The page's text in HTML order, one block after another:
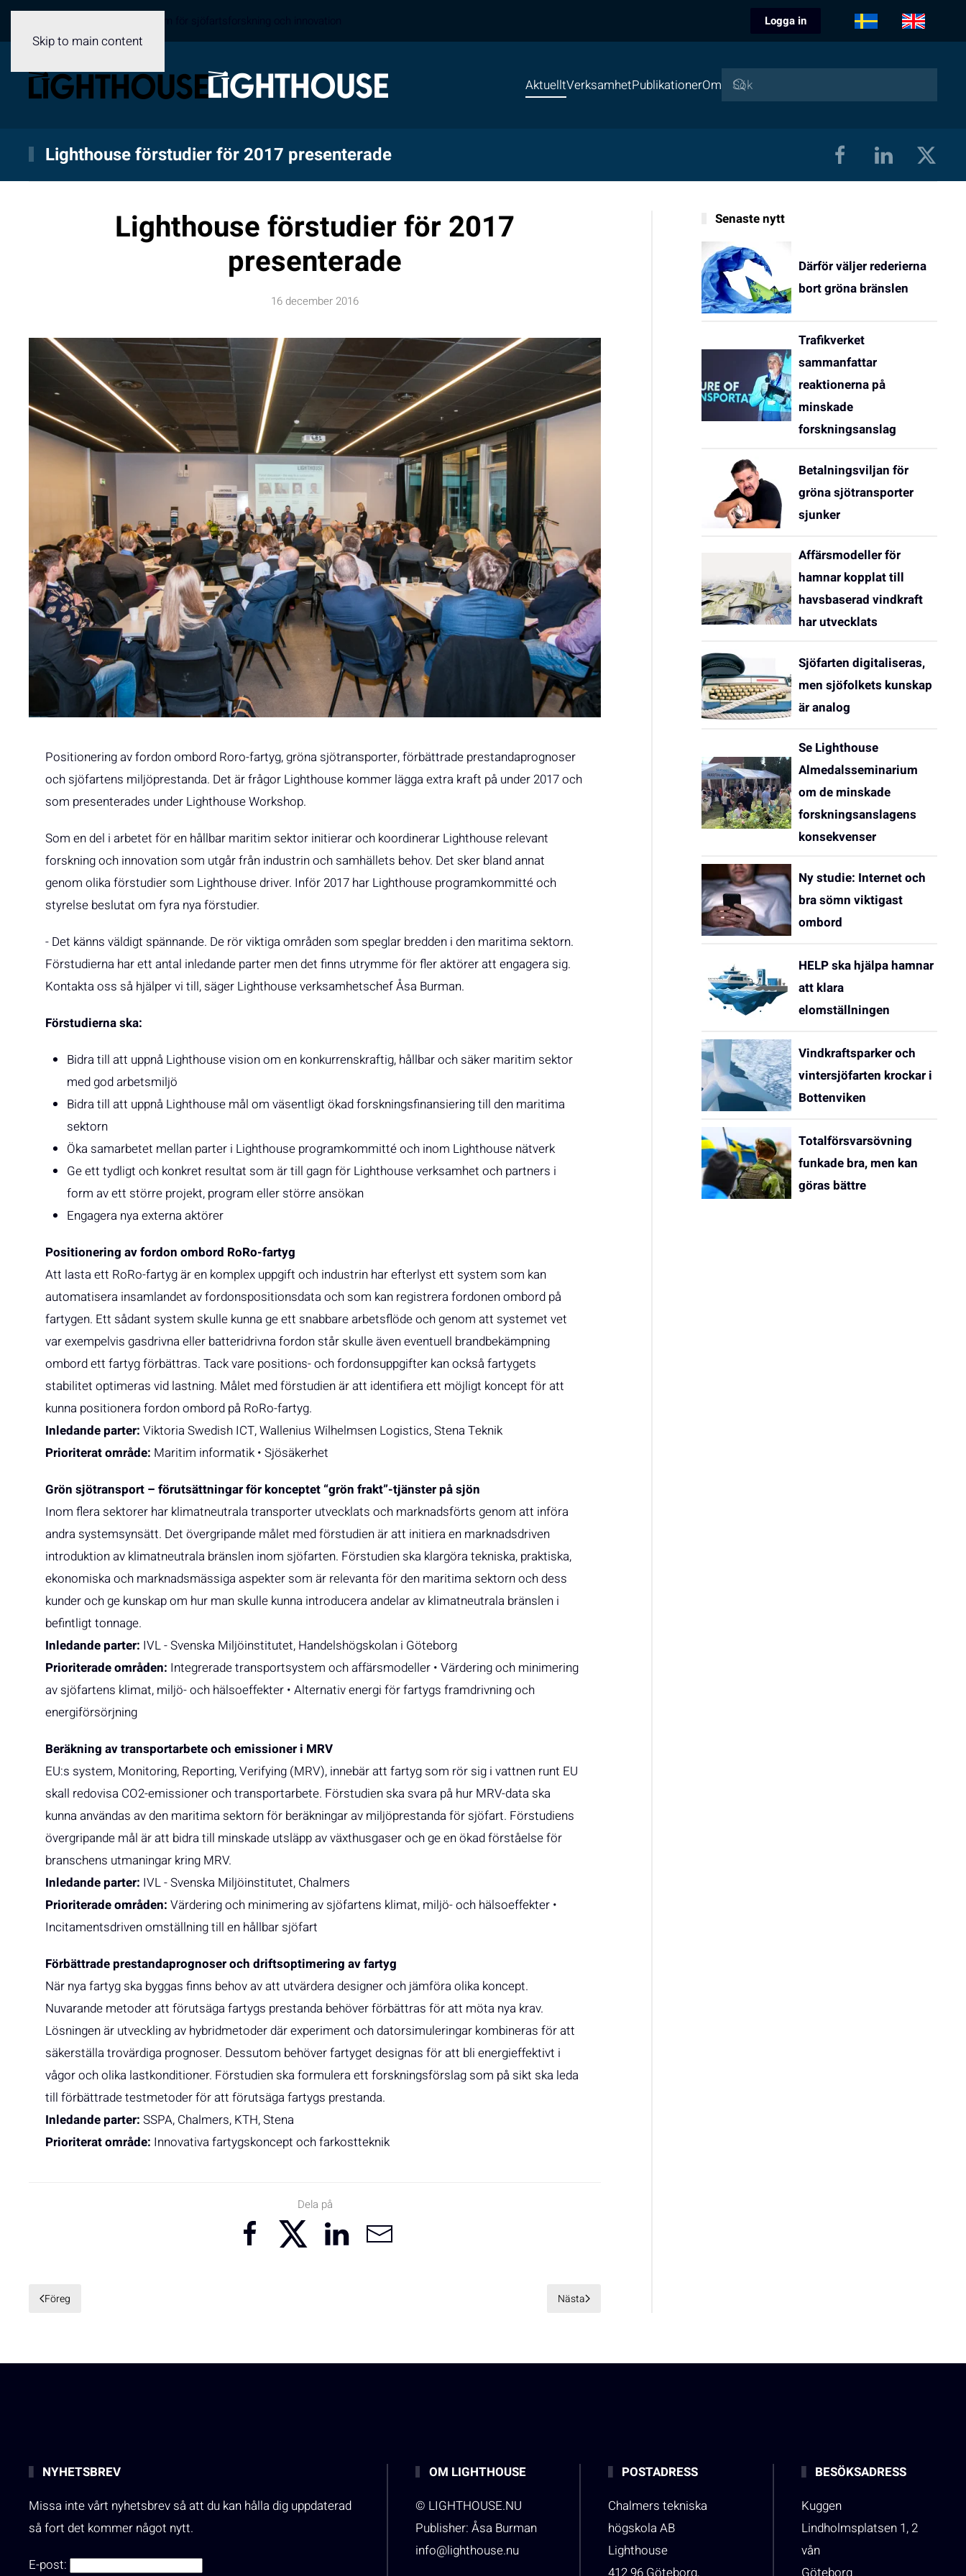
Skip to main content
Logga in
AktuelltVerksamhetPublikationerOm
Lighthouse förstudier för 2017 presenterade
Lighthouse förstudier för 2017
presenterade
16 december 2016
Positionering av fordon ombord Roro-fartyg, gröna sjötransporter, förbättrade prestandaprognoser
och sjöfartens miljöprestanda. Det är frågor Lighthouse kommer lägga extra kraft på under 2017 och
som presenterades under Lighthouse Workshop.
Som en del i arbetet för en hållbar maritim sektor initierar och koordinerar Lighthouse relevant
forskning och innovation som utgår från industrin och samhällets behov. Det sker bland annat
genom olika förstudier som Lighthouse driver. Inför 2017 har Lighthouse programkommitté och
styrelse beslutat om fyra nya förstudier.
- Det känns väldigt spännande. De rör viktiga områden som speglar bredden i den maritima sektorn.
Förstudierna har ett antal inledande parter men det finns utrymme för fler aktörer att engagera sig.
Kontakta oss så hjälper vi till, säger Lighthouse verksamhetschef Åsa Burman.
Förstudierna ska:
Bidra till att uppnå Lighthouse vision om en konkurrenskraftig, hållbar och säker maritim sektor
med god arbetsmiljö
Bidra till att uppnå Lighthouse mål om väsentligt ökad forskningsfinansiering till den maritima
sektorn
Öka samarbetet mellan parter i Lighthouse programkommitté och inom Lighthouse nätverk
Ge ett tydligt och konkret resultat som är till gagn för Lighthouse verksamhet och partners i
form av ett större projekt, program eller större ansökan
Engagera nya externa aktörer
Positionering av fordon ombord RoRo-fartyg
Att lasta ett RoRo-fartyg är en komplex uppgift och industrin har efterlyst ett system som kan
automatisera insamlandet av fordonspositionsdata och som kan registrera fordonen ombord på
fartygen. Ett sådant system skulle kunna ge ett snabbare arbetsflöde och genom att systemet vet
var exempelvis gasdrivna eller batteridrivna fordon står skulle även eventuell brandbekämpning
ombord ett fartyg förbättras. Tack vare positions- och fordonsuppgifter kan också fartygets
stabilitet optimeras vid lastning. Målet med förstudien är att identifiera ett möjligt koncept för att
kunna positionera fordon ombord på RoRo-fartyg.
Inledande parter: Viktoria Swedish ICT, Wallenius Wilhelmsen Logistics, Stena Teknik
Prioriterat område: Maritim informatik • Sjösäkerhet
Grön sjötransport – förutsättningar för konceptet “grön frakt”-tjänster på sjön
Inom flera sektorer har klimatneutrala transporter utvecklats och marknadsförts genom att införa
andra systemsynsätt. Det övergripande målet med förstudien är att initiera en marknadsdriven
introduktion av klimatneutrala bränslen inom sjöfarten. Förstudien ska klargöra tekniska, praktiska,
ekonomiska och marknadsmässiga aspekter som är relevanta för den maritima sektorn och dess
kunder och ge kunskap om hur man skulle kunna introducera andelar av klimatneutrala bränslen i
befintligt tonnage.
Inledande parter: IVL - Svenska Miljöinstitutet, Handelshögskolan i Göteborg
Prioriterade områden: Integrerade transportsystem och affärsmodeller • Värdering och minimering
av sjöfartens klimat, miljö- och hälsoeffekter • Alternativ energi för fartygs framdrivning och
energiförsörjning
Beräkning av transportarbete och emissioner i MRV
EU:s system, Monitoring, Reporting, Verifying (MRV), innebär att fartyg som rör sig i vattnen runt EU
skall redovisa CO2-emissioner och transportarbete. Förstudien ska svara på hur MRV-data ska
kunna användas av den maritima sektorn för beräkningar av miljöprestanda för sjöfart. Förstudiens
övergripande mål är att bidra till minskade utsläpp av växthusgaser och ge en ökad förståelse för
branschens utmaningar kring MRV.
Inledande parter: IVL - Svenska Miljöinstitutet, Chalmers
Prioriterade områden: Värdering och minimering av sjöfartens klimat, miljö- och hälsoeffekter •
Incitamentsdriven omställning till en hållbar sjöfart
Förbättrade prestandaprognoser och driftsoptimering av fartyg
När nya fartyg ska byggas finns behov av att utvärdera designer och jämföra olika koncept.
Nuvarande metoder att förutsäga fartygs prestanda behöver förbättras för att möta nya krav.
Lösningen är utveckling av hybridmetoder där experiment och datorsimuleringar kombineras för att
säkerställa trovärdiga prognoser. Dessutom behöver fartyget designas för att bli energieffektivt i
vågor och olika lastkonditioner. Förstudien ska formulera ett forskningsförslag som på sikt ska leda
till förbättrade testmetoder för att förutsäga fartygs prestanda.
Inledande parter: SSPA, Chalmers, KTH, Stena
Prioriterat område: Innovativa fartygskoncept och farkostteknik
Dela på
Föreg Nästa
Senaste nytt
Därför väljer rederierna
bort gröna bränslen
Trafikverket
sammanfattar
reaktionerna på
minskade
forskningsanslag
Betalningsviljan för
gröna sjötransporter
sjunker
Affärsmodeller för
hamnar kopplat till
havsbaserad vindkraft
har utvecklats
Sjöfarten digitaliseras,
men sjöfolkets kunskap
är analog
Se Lighthouse
Almedalsseminarium
om de minskade
forskningsanslagens
konsekvenser
Ny studie: Internet och
bra sömn viktigast
ombord
HELP ska hjälpa hamnar
att klara
elomställningen
Vindkraftsparker och
vintersjöfarten krockar i
Bottenviken
Totalförsvarsövning
funkade bra, men kan
göras bättre
NYHETSBREV
Missa inte vårt nyhetsbrev så att du kan hålla dig uppdaterad
så fort det kommer något nytt.
E-post:
OM LIGHTHOUSE
© LIGHTHOUSE.NU
Publisher: Åsa Burman
info@lighthouse.nu
POSTADRESS
Chalmers tekniska
högskola AB
Lighthouse
BESÖKSADRESS
Kuggen
Lindholmsplatsen 1, 2
vån